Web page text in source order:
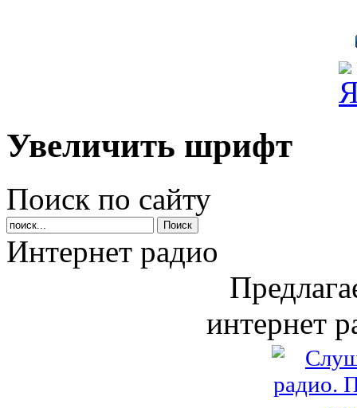
Увеличить шрифт
Поиск по сайту
Интернет радио
интернет